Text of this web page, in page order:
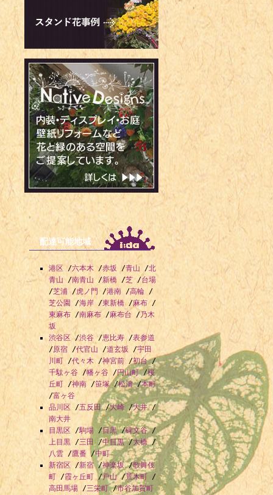
配達可能地域
港区/六本木 /赤坂 /青山 /北
青山 /南青山 /新橋 /芝 /台場
/芝浦/虎ノ門 /港南 /高輪 /
芝公園
/海岸 /東新橋/麻布/
東麻布 /南麻布 /麻布台 /乃木
坂
渋谷区 /渋谷 /恵比寿/表参道
/原宿 /代官山 /道玄坂 /宇田
川町 /代々木 /神宮前 /初台/
千駄ヶ谷 /幡ヶ谷/円山町/桜
丘町 /神南 /笹塚/松濤/本町
/富ヶ谷
品川区 /五反田/大崎 /大井/
南大井
目黒区/駒場 /目黒/碑文谷/
上目黒 /三田 /中目黒/大橋/
八雲 /鷹番 /中町
新宿区 /新宿/神楽坂/歌舞伎
町 /霞ヶ丘町/戸山/荒木町 /
高田馬場 /三栄町/市谷加賀町